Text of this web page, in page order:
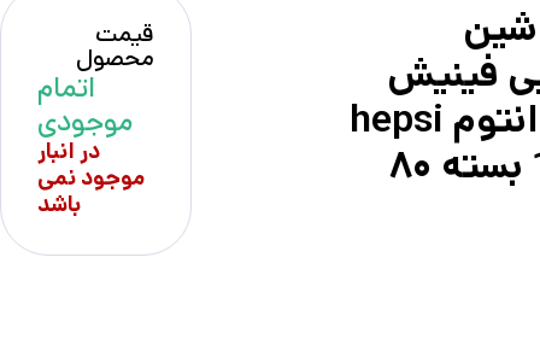
فینیش
مدل کوانتوم hepsi
1 arada بسته ۸۰
قیمت
محصول
اتمام
موجودی
در انبار
موجود نمی
باشد